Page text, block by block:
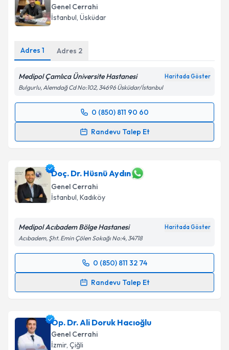
Genel Cerrahi
İstanbul, Üsküdar
Adres 1 Adres 2
Medipol Çamlıca Üniversite Hastanesi Haritada Göster
Bulgurlu, Alemdağ Cd No:102, 34696 Üsküdar/İstanbul
0 (850) 811 90 60
Randevu Talep Et
Randevu Takvimi Talebi
takvim hazırlandığında e-posta ile bilgilendireceğiz.
E-posta Adresiniz
Kişisel verilerimin işlenmesine ilişkin
Metni'ni okudum ve kişisel verilerimin belirtilen
kapsamda işlenmesini kabul ediyorum.
Takvim Talebini Gönder
Doç. Dr. Hüsnü Aydın
Genel Cerrahi
İstanbul, Kadıköy
Medipol Acıbadem Bölge Hastanesi Haritada Göster
Acıbadem, Şht. Emin Çölen Sokağı No:4, 34718
0 (850) 811 32 74
Randevu Talep Et
Randevu Takvimi Talebi
takvim hazırlandığında e-posta ile bilgilendireceğiz.
E-posta Adresiniz
Op. Dr. Ali Doruk Hacıoğlu
Genel Cerrahi
İzmir, Çiğli